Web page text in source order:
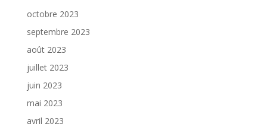
octobre 2023
septembre 2023
août 2023
juillet 2023
juin 2023
mai 2023
avril 2023